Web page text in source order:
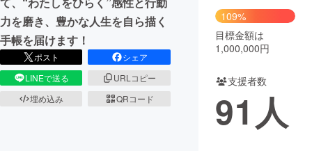
CAMPFIRE for Social Good
CAMPFIRE Creation
CAMPFIREふるさと納税
コミュニティ
力を磨き、豊かな人生を自ら描く
手帳を届けます！
ポスト
シェア
LINEで送る
URLコピー
埋め込み
QRコード
109%
目標金額は
1,000,000円
支援者数
91 人